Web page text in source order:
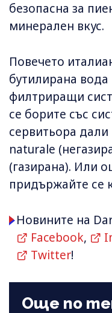
безопасна за
минерален вкус.
Повечето
бутилирана вода
филтриращи
се борите със
сервитьора
naturale
(газирана). Или
придържайте се
Новините на
Facebook,
Twitter!
Още по